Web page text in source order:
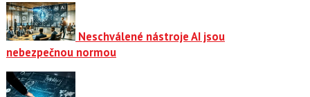
Neschválené nástroje AI jsou
nebezpečnou normou